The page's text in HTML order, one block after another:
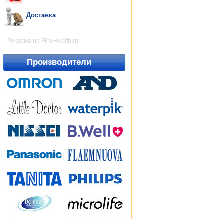
Доставка
Реклама на FineHealth.ru:
Производители